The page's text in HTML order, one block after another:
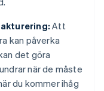
Att
kan påverka
det göra
när de måste
du kommer ihåg